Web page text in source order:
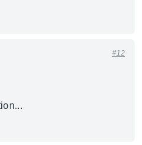
#12